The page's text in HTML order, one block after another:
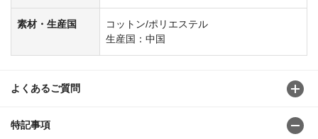
素材・生産国
コットン/ポリエステル
生産国：中国
よくあるご質問
特記事項